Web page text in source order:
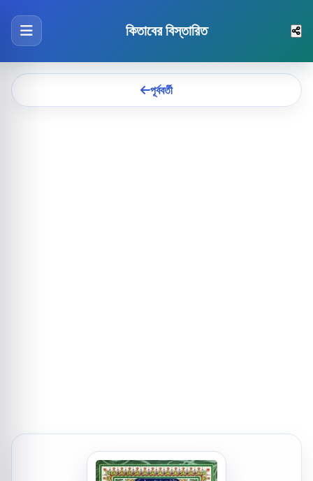
কিতাবের বিস্তারিত
পূর্ববর্তী